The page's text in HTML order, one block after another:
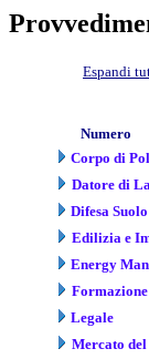
Espandi
Numero
Corpo di
Datore di
Difesa
Edilizia e
Energy
Legale
Mercato